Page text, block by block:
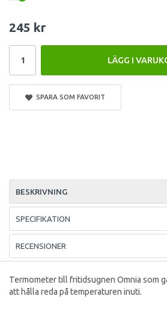
245 kr
LÄGG I
SPARA SOM FAVORIT
BESKRIVNING
SPECIFIKATION
RECENSIONER
Termometer till fritidsugnen Omnia som
att hålla reda på temperaturen inuti.